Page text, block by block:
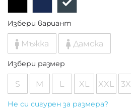
Избери вариант
Мъжка Дамска
Избери размер
S M L XL XXL
Не си сигурен за размера?